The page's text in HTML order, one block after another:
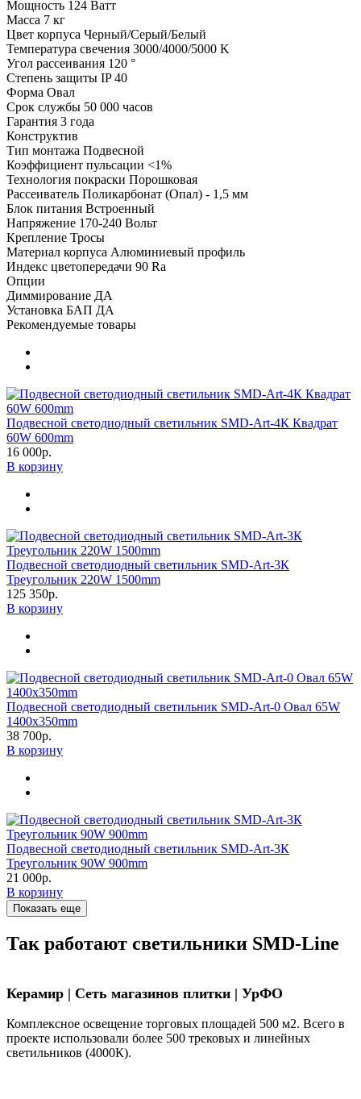
Мощность 124 Ватт
Масса 7 кг
Цвет корпуса Черный/Серый/Белый
Температура свечения 3000/4000/5000 K
Угол рассеивания 120 °
Степень защиты IP 40
Форма Овал
Срок службы 50 000 часов
Гарантия 3 года
Конструктив
Тип монтажа Подвесной
Коэффициент пульсации <1%
Технология покраски Порошковая
Рассеиватель Поликарбонат (Опал) - 1,5 мм
Блок питания Встроенный
Напряжение 170-240 Вольт
Крепление Тросы
Материал корпуса Алюминиевый профиль
Индекс цветопередачи 90 Ra
Опции
Диммирование ДА
Установка БАП ДА
Рекомендуемые товары
Подвесной светодиодный светильник SMD-Art-4К Квадрат
60W 600mm
16 000р.
В корзину
Подвесной светодиодный светильник SMD-Art-3К
Треугольник 220W 1500mm
125 350р.
В корзину
Подвесной светодиодный светильник SMD-Art-0 Овал 65W
1400х350mm
38 700р.
В корзину
Подвесной светодиодный светильник SMD-Art-3К
Треугольник 90W 900mm
21 000р.
В корзину
Показать еще
Так работают светильники SMD-Line
Керамир | Сеть магазинов плитки | УрФО
Комплексное освещение торговых площадей 500 м2. Всего в
проекте использовали более 500 трековых и линейных
светильников (4000К).